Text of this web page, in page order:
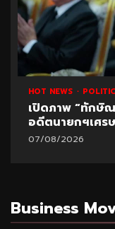
HOT NEWS
เปิดภาพ “ทักษิ
อดีตนายกฯเศร
07/08/2026
Business